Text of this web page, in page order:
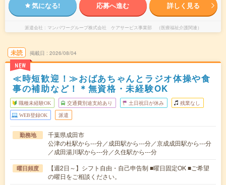
気になる! 応募へ進む 詳しく見る
派遣会社 マンパワーグループ株式会社 ケアサービス事業部 （医療福祉介護関連）
未読
NEW
掲載日 2026/08/04
≪時短歓迎！≫おばあちゃんとラジオ体操や食
事の補助など！＊無資格・未経験OK
職種未経験OK 交通費別途支給あり 土日祝日が休み 残業なし
WEB登録OK 派遣
勤務地
千葉県成田市
公津の杜駅から---分／成田駅から---分／京成成田駅から---分
／成田湯川駅から---分／久住駅から---分
曜日頻度
【週2日～】シフト自由・自己申告制 ■曜日固定OK ■ご希望
の曜日をご相談ください。